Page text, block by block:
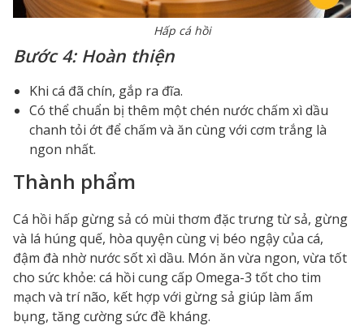
Hấp cá hồi
Bước 4: Hoàn thiện
Khi cá đã chín, gắp ra đĩa.
Có thể chuẩn bị thêm một chén nước chấm xì dầu
chanh tỏi ớt để chấm và ăn cùng với cơm trắng là
ngon nhất.
Thành phẩm
Cá hồi hấp gừng sả có mùi thơm đặc trưng từ sả, gừng
và lá húng quế, hòa quyện cùng vị béo ngậy của cá,
đậm đà nhờ nước sốt xì dầu. Món ăn vừa ngon, vừa tốt
cho sức khỏe: cá hồi cung cấp Omega-3 tốt cho tim
mạch và trí não, kết hợp với gừng sả giúp làm ấm
bụng, tăng cường sức đề kháng.